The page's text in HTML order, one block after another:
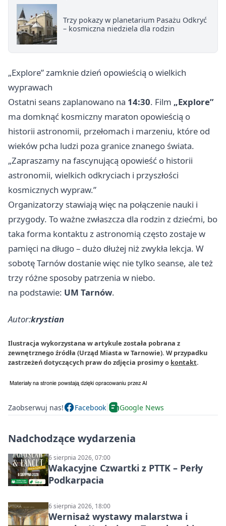
Trzy pokazy w planetarium Pasażu Odkryć
– kosmiczna niedziela dla rodzin
„Explore” zamknie dzień opowieścią o wielkich
wyprawach
Ostatni seans zaplanowano na 14:30. Film „Explore”
ma domknąć kosmiczny maraton opowieścią o
historii astronomii, przełomach i marzeniu, które od
wieków pcha ludzi poza granice znanego świata.
„Zapraszamy na fascynującą opowieść o historii
astronomii, wielkich odkryciach i przyszłości
kosmicznych wypraw.”
Organizatorzy stawiają więc na połączenie nauki i
przygody. To ważne zwłaszcza dla rodzin z dziećmi, bo
taka forma kontaktu z astronomią często zostaje w
pamięci na długo – dużo dłużej niż zwykła lekcja. W
sobotę Tarnów dostanie więc nie tylko seanse, ale też
trzy różne sposoby patrzenia w niebo.
na podstawie: UM Tarnów.
Autor:krystian
Ilustracja wykorzystana w artykule została pobrana z
zewnętrznego źródła (Urząd Miasta w Tarnowie). W przypadku
zastrzeżeń dotyczących praw do zdjęcia prosimy o kontakt.
Zaobserwuj nas! Facebook Google News
Nadchodzące wydarzenia
6 sierpnia 2026, 07:00
Wakacyjne Czwartki z PTTK – Perły
Podkarpacia
6 sierpnia 2026, 18:00
Wernisaż wystawy malarstwa i